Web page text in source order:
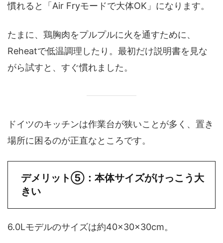
慣れると「Air Fryモードで大体OK」になります。
たまに、鶏胸肉をプルプルに火を通すために、
Reheatで低温調理したり。最初だけ説明書を見な
がら試すと、すぐ慣れました。
ドイツのキッチンは作業台が狭いことが多く、置き
場所に困るのが正直なところです。
デメリット⑤：本体サイズがけっこう大
きい
6.0Lモデルのサイズは約40×30×30cm。